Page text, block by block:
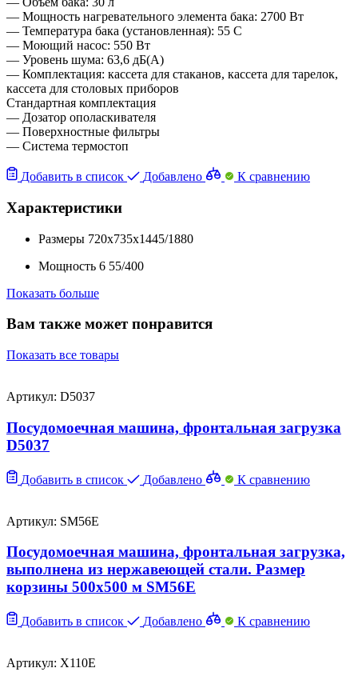
— Мощность нагревательного элемента бака: 2700 Вт
— Температура бака (установленная): 55 C
— Моющий насос: 550 Вт
— Уровень шума: 63,6 дБ(A)
— Комплектация: кассета для стаканов, кассета для тарелок,
кассета для столовых приборов
Стандартная комплектация
— Дозатор ополаскивателя
— Поверхностные фильтры
— Система термостоп
Добавить в список Добавлено К сравнению
Характеристики
Размеры 720x735x1445/1880
Мощность 6 55/400
Показать больше
Вам также может понравится
Показать все товары
Артикул: D5037
Посудомоечная машина, фронтальная загрузка
D5037
Добавить в список Добавлено К сравнению
Артикул: SM56E
Посудомоечная машина, фронтальная загрузка,
выполнена из нержавеющей стали. Размер
корзины 500х500 м SM56E
Добавить в список Добавлено К сравнению
Артикул: X110E